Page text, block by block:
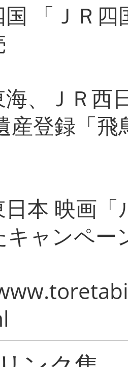
国 「ＪＲ
、ＪＲ西
産登録「
日本 映画
キャンペー